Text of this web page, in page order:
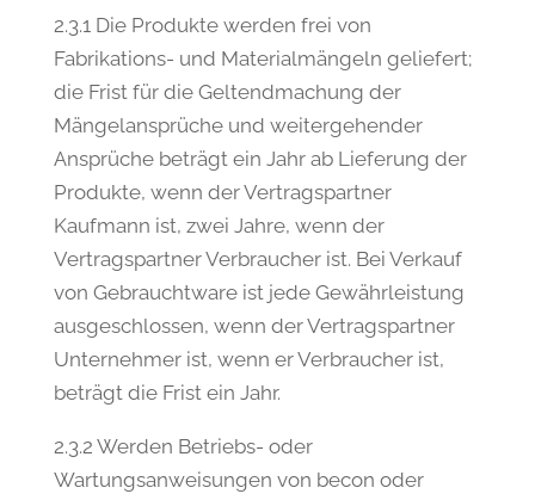
2.3.1 Die Produkte werden frei von
Fabrikations- und Materialmängeln geliefert;
die Frist für die Geltendmachung der
Mängelansprüche und weitergehender
Ansprüche beträgt ein Jahr ab Lieferung der
Produkte, wenn der Vertragspartner
Kaufmann ist, zwei Jahre, wenn der
Vertragspartner Verbraucher ist. Bei Verkauf
von Gebrauchtware ist jede Gewährleistung
ausgeschlossen, wenn der Vertragspartner
Unternehmer ist, wenn er Verbraucher ist,
beträgt die Frist ein Jahr.
2.3.2 Werden Betriebs- oder
Wartungsanweisungen von becon oder